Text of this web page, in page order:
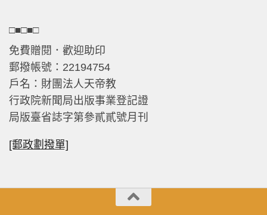
□■□■□
免費贈閱．歡迎助印
郵撥帳號：22194754
戶名：財團法人天帝教
行政院新聞局出版事業登記證
局版臺省誌字第參貳貳號月刊
[郵政劃撥單]